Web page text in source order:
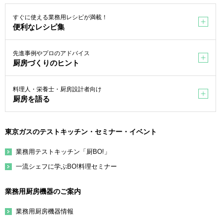
すぐに使える業務用レシピが満載！
便利なレシピ集
先進事例やプロのアドバイス
厨房づくりのヒント
料理人・栄養士・厨房設計者向け
厨房を語る
東京ガスのテストキッチン・セミナー・イベント
業務用テストキッチン「厨BO!」
一流シェフに学ぶBO!料理セミナー
業務用厨房機器のご案内
業務用厨房機器情報